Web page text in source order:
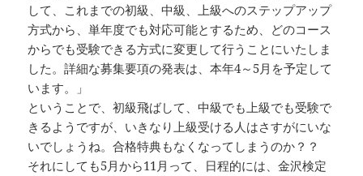
して、これまでの初級、中級、上級へのステップアップ
方式から、単年度でも対応可能とするため、どのコース
からでも受験できる方式に変更して行うことにいたしま
した。詳細な募集要項の発表は、本年4～5月を予定して
います。」
ということで、初級飛ばして、中級でも上級でも受験で
きるようですが、いきなり上級受ける人はさすがにいな
いでしょうね。合格特典もなくなってしまうのか？？
それにしても5月から11月って、日程的には、金沢検定